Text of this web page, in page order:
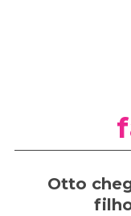
Otto